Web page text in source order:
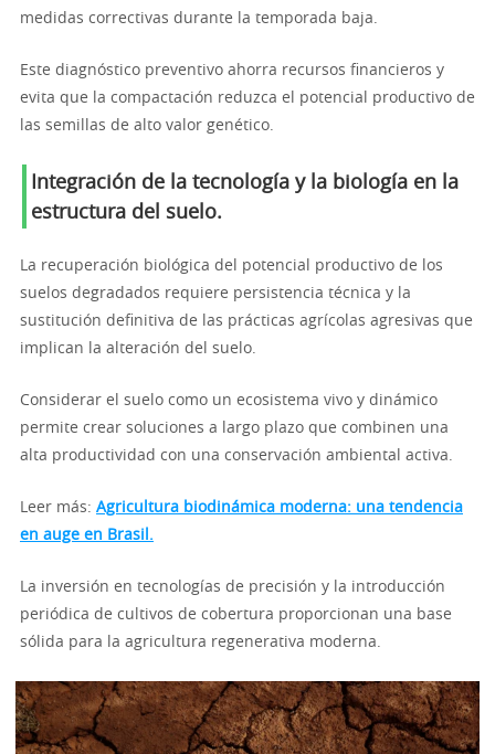
medidas correctivas durante la temporada baja.
Este diagnóstico preventivo ahorra recursos financieros y
evita que la compactación reduzca el potencial productivo de
las semillas de alto valor genético.
Integración de la tecnología y la biología en la
estructura del suelo.
La recuperación biológica del potencial productivo de los
suelos degradados requiere persistencia técnica y la
sustitución definitiva de las prácticas agrícolas agresivas que
implican la alteración del suelo.
Considerar el suelo como un ecosistema vivo y dinámico
permite crear soluciones a largo plazo que combinen una
alta productividad con una conservación ambiental activa.
Leer más: Agricultura biodinámica moderna: una tendencia
en auge en Brasil.
La inversión en tecnologías de precisión y la introducción
periódica de cultivos de cobertura proporcionan una base
sólida para la agricultura regenerativa moderna.